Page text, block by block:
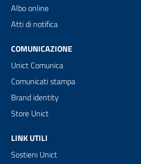
Albo online
Atti di notifica
COMUNICAZIONE
Unict Comunica
Comunicati stampa
Brand identity
Store Unict
LINK UTILI
Sostieni Unict